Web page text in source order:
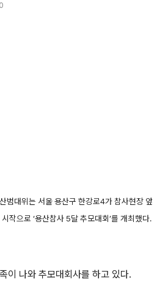
범대위는 서울 용산구 한강로4가 참사현장 앞
작으로 ‘용산참사 5달 추모대회’를 개최했다.
이 나와 추모대회사를 하고 있다.